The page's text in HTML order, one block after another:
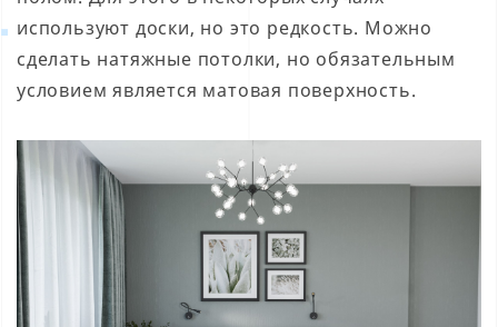
используют доски, но это редкость. Можно
сделать натяжные потолки, но обязательным
условием является матовая поверхность.